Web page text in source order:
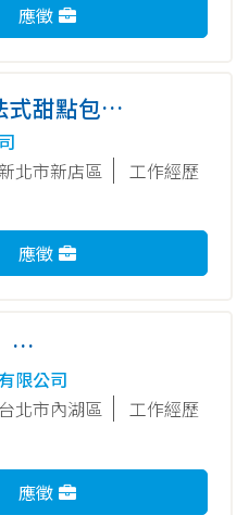
應徵
式甜點包裝
/待業都可
賺4萬✚不
北市新店區
工作經歷
應徵
櫃檯
-701JK
限公司
台北市內湖區
工作經歷
應徵